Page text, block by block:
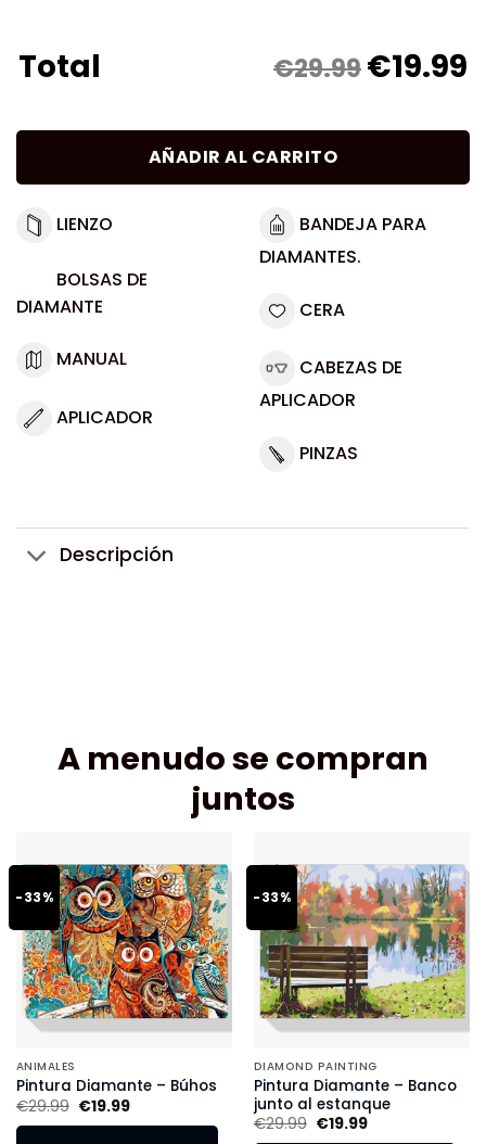
Total €29.99€19.99
AÑADIR AL CARRITO
LIENZO
BOLSAS DE
DIAMANTE
MANUAL
APLICADOR
BANDEJA PARA
DIAMANTES.
CERA
CABEZAS DE
APLICADOR
PINZAS
Descripción
A menudo se compran
juntos
-33%
ANIMALES
Pintura Diamante – Búhos
€29.99 €19.99
-33%
DIAMOND PAINTING
Pintura Diamante – Banco
junto al estanque
€29.99 €19.99